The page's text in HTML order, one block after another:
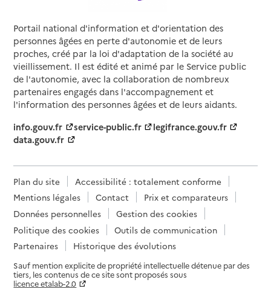
Portail national d'information et d'orientation des
personnes âgées en perte d'autonomie et de leurs
proches, créé par la loi d'adaptation de la société au
vieillissement. Il est édité et animé par le Service public
de l'autonomie, avec la collaboration de nombreux
partenaires engagés dans l'accompagnement et
l'information des personnes âgées et de leurs aidants.
info.gouv.fr
service-public.fr
legifrance.gouv.fr
data.gouv.fr
Plan du site
Accessibilité : totalement conforme
Mentions légales
Contact
Prix et comparateurs
Données personnelles
Gestion des cookies
Politique des cookies
Outils de communication
Partenaires
Historique des évolutions
Sauf mention explicite de propriété intellectuelle détenue par des
tiers, les contenus de ce site sont proposés sous
licence etalab-2.0